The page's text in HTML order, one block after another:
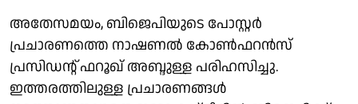
അതേസമയം, ബിജെപിയുടെ പോസ്റ്റർ
പ്രചാരണത്തെ നാഷണൽ കോൺഫറൻസ്
പ്രസിഡൻ്റ് ഫറൂഖ് അബ്ദുള്ള പരിഹസിച്ചു.
ഇത്തരത്തിലുള്ള പ്രചാരണങ്ങൾ